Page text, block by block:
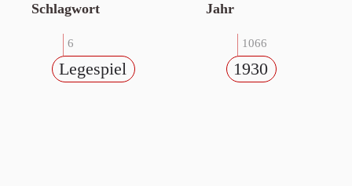
Schlagwort
6
Legespiel
Jahr
1066
1930